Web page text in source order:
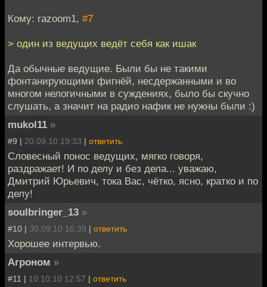
Кому: razoom1, #7
> один из ведущих ведёт себя как ишак
Да обычные ведущие. Были бы не такими
фонтанирующими фигнёй, несдержанными и во
многом нелогичными в суждениях, было бы скучно
слушать, а значит на радио нафик не нужны были :)
mukol11 »
#9 | 20.09.10 19:33 | ответить
Словесный понос ведущих, мягко говоря,
раздражает! И по делу и без дела... уважаю,
Дмитрий Юрьевич, тока Вас, чётко, ясно, кратко и по
делу!
soulbringer_13 »
#10 | 30.09.10 16:39 | ответить
Хорошее интервью.
Агроном »
#11 | 10.10.10 12:57 | ответить